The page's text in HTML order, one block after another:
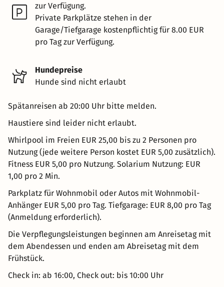
zur Verfügung.
Private Parkplätze stehen in der
Garage/Tiefgarage kostenpflichtig für 8.00 EUR
pro Tag zur Verfügung.
Hundepreise
Hunde sind nicht erlaubt
Spätanreisen ab 20:00 Uhr bitte melden.
Haustiere sind leider nicht erlaubt.
Whirlpool im Freien EUR 25,00 bis zu 2 Personen pro
Nutzung (jede weitere Person kostet EUR 5,00 zusätzlich).
Fitness EUR 5,00 pro Nutzung. Solarium Nutzung: EUR
1,00 pro 2 Min.
Parkplatz für Wohnmobil oder Autos mit Wohnmobil-
Anhänger EUR 5,00 pro Tag. Tiefgarage: EUR 8,00 pro Tag
(Anmeldung erforderlich).
Die Verpflegungsleistungen beginnen am Anreisetag mit
dem Abendessen und enden am Abreisetag mit dem
Frühstück.
Check in: ab 16:00, Check out: bis 10:00 Uhr